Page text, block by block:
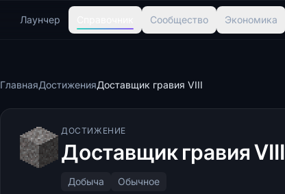
Лаунчер Сообщество Экономика
ГлавнаяДостиженияДоставщик гравия VIII
ДОСТИЖЕНИЕ
Доставщик гравия VIII
Добыча Обычное